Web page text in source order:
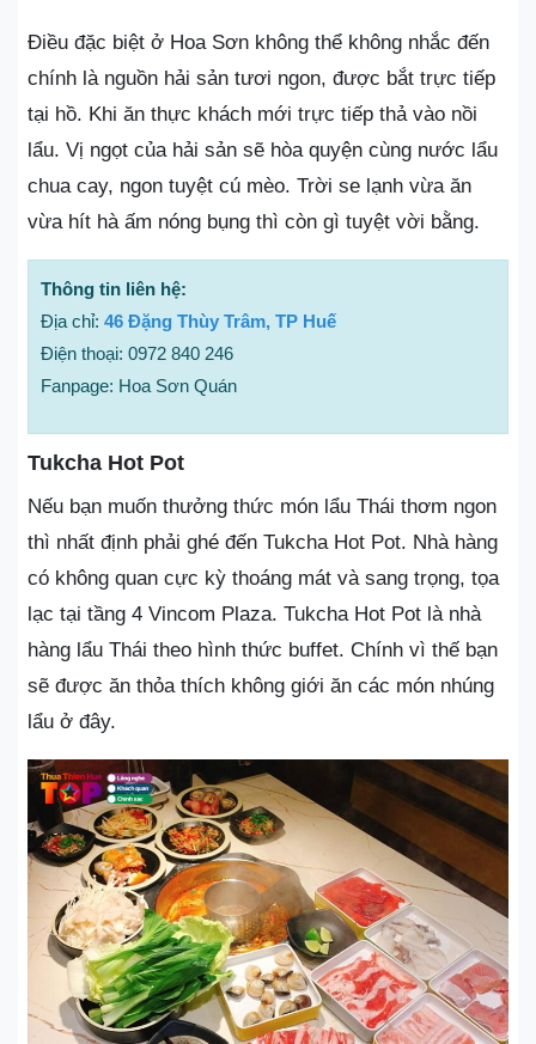
Điều đặc biệt ở Hoa Sơn không thể không nhắc đến
chính là nguồn hải sản tươi ngon, được bắt trực tiếp
tại hồ. Khi ăn thực khách mới trực tiếp thả vào nồi
lẩu. Vị ngọt của hải sản sẽ hòa quyện cùng nước lẩu
chua cay, ngon tuyệt cú mèo. Trời se lạnh vừa ăn
vừa hít hà ấm nóng bụng thì còn gì tuyệt vời bằng.
Thông tin liên hệ:
Địa chỉ: 46 Đặng Thùy Trâm, TP Huế
Điện thoại: 0972 840 246
Fanpage: Hoa Sơn Quán
Tukcha Hot Pot
Nếu bạn muốn thưởng thức món lẩu Thái thơm ngon
thì nhất định phải ghé đến Tukcha Hot Pot. Nhà hàng
có không quan cực kỳ thoáng mát và sang trọng, tọa
lạc tại tầng 4 Vincom Plaza. Tukcha Hot Pot là nhà
hàng lẩu Thái theo hình thức buffet. Chính vì thế bạn
sẽ được ăn thỏa thích không giới ăn các món nhúng
lẩu ở đây.